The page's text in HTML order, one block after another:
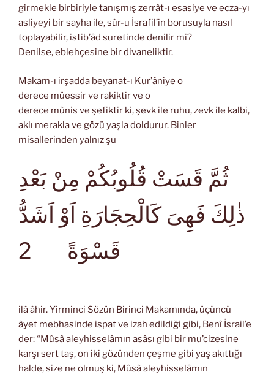
girmekle birbiriyle tanışmış zerrât-ı esasiye ve ecza-yı
asliyeyi bir sayha ile, sûr-u İsrafil’in borusuyla nasıl
toplayabilir, istib’âd suretinde denilir mi?
Denilse, eblehçesine bir divaneliktir.
Makam-ı irşadda beyanat-ı Kur’âniye o
derece müessir ve rakiktir ve o
derece mûnis ve şefiktir ki, şevk ile ruhu, zevk ile kalbi,
aklı merakla ve gözü yaşla doldurur. Binler
misallerinden yalnız şu
ثُمَّ قَسَتْ قُلُوبُكُمْ مِنْ بَعْدِ
ذٰلِكَ فَهِىَ كَالْحِجَارَةِ اَوْ اَشَدُّ
قَسْوَةً
2
ilâ âhir. Yirminci Sözün Birinci Makamında, üçüncü
âyet mebhasinde ispat ve izah edildiği gibi, Benî İsrail’e
der: “Mûsâ aleyhisselâmın asâsı gibi bir mu’cizesine
karşı sert taş, on iki gözünden çeşme gibi yaş akıttığı
halde, size ne olmuş ki, Mûsâ aleyhisselâmın